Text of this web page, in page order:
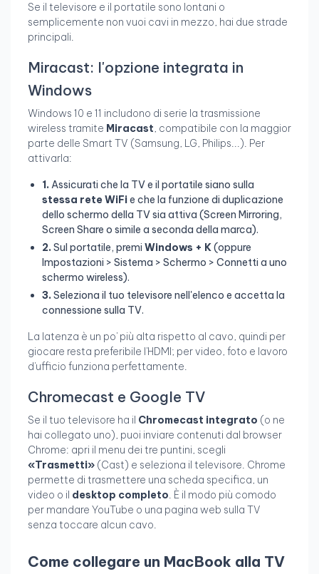
Se il televisore e il portatile sono lontani o
semplicemente non vuoi cavi in mezzo, hai due strade
principali.
Miracast: l'opzione integrata in
Windows
Windows 10 e 11 includono di serie la trasmissione
wireless tramite Miracast, compatibile con la maggior
parte delle Smart TV (Samsung, LG, Philips...). Per
attivarla:
1. Assicurati che la TV e il portatile siano sulla
stessa rete WiFie che la funzione di duplicazione
dello schermo della TV sia attiva (Screen Mirroring,
Screen Share o simile a seconda della marca).
2. Sul portatile, premi Windows + K(oppure
Impostazioni > Sistema > Schermo > Connetti a uno
schermo wireless).
3. Seleziona il tuo televisore nell'elenco e accetta la
connessione sulla TV.
La latenza è un po' più alta rispetto al cavo, quindi per
giocare resta preferibile l'HDMI; per video, foto e lavoro
d'ufficio funziona perfettamente.
Chromecast e Google TV
Se il tuo televisore ha il Chromecast integrato (o ne
hai collegato uno), puoi inviare contenuti dal browser
Chrome: apri il menu dei tre puntini, scegli
«Trasmetti» (Cast) e seleziona il televisore. Chrome
permette di trasmettere una scheda specifica, un
video o il desktop completo. È il modo più comodo
per mandare YouTube o una pagina web sulla TV
senza toccare alcun cavo.
Come collegare un MacBook alla TV